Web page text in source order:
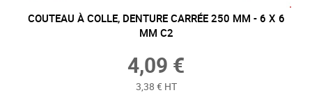
COUTEAU À COLLE, DENTURE CARRÉE 250 MM - 6 X 6
MM C2
4,09 €
3,38 € HT